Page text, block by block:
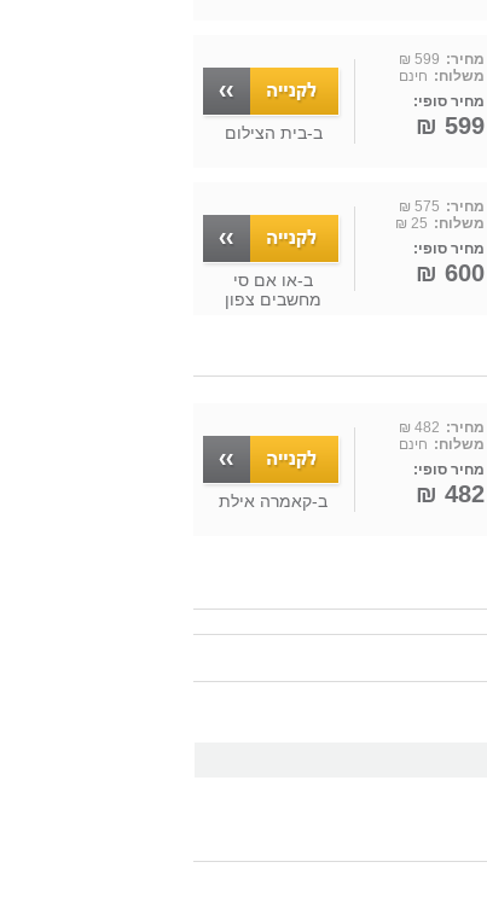
מחיר: 599 ₪
משלוח: חינם
מחיר סופי:
599 ₪ ב-בית הצילום
מחיר: 575 ₪
משלוח: 25 ₪
מחיר סופי:
600 ₪ ב-או אם סי
מחשבים צפון
מחיר: 482 ₪
משלוח: חינם
מחיר סופי:
482 ₪ ב-קאמרה אילת